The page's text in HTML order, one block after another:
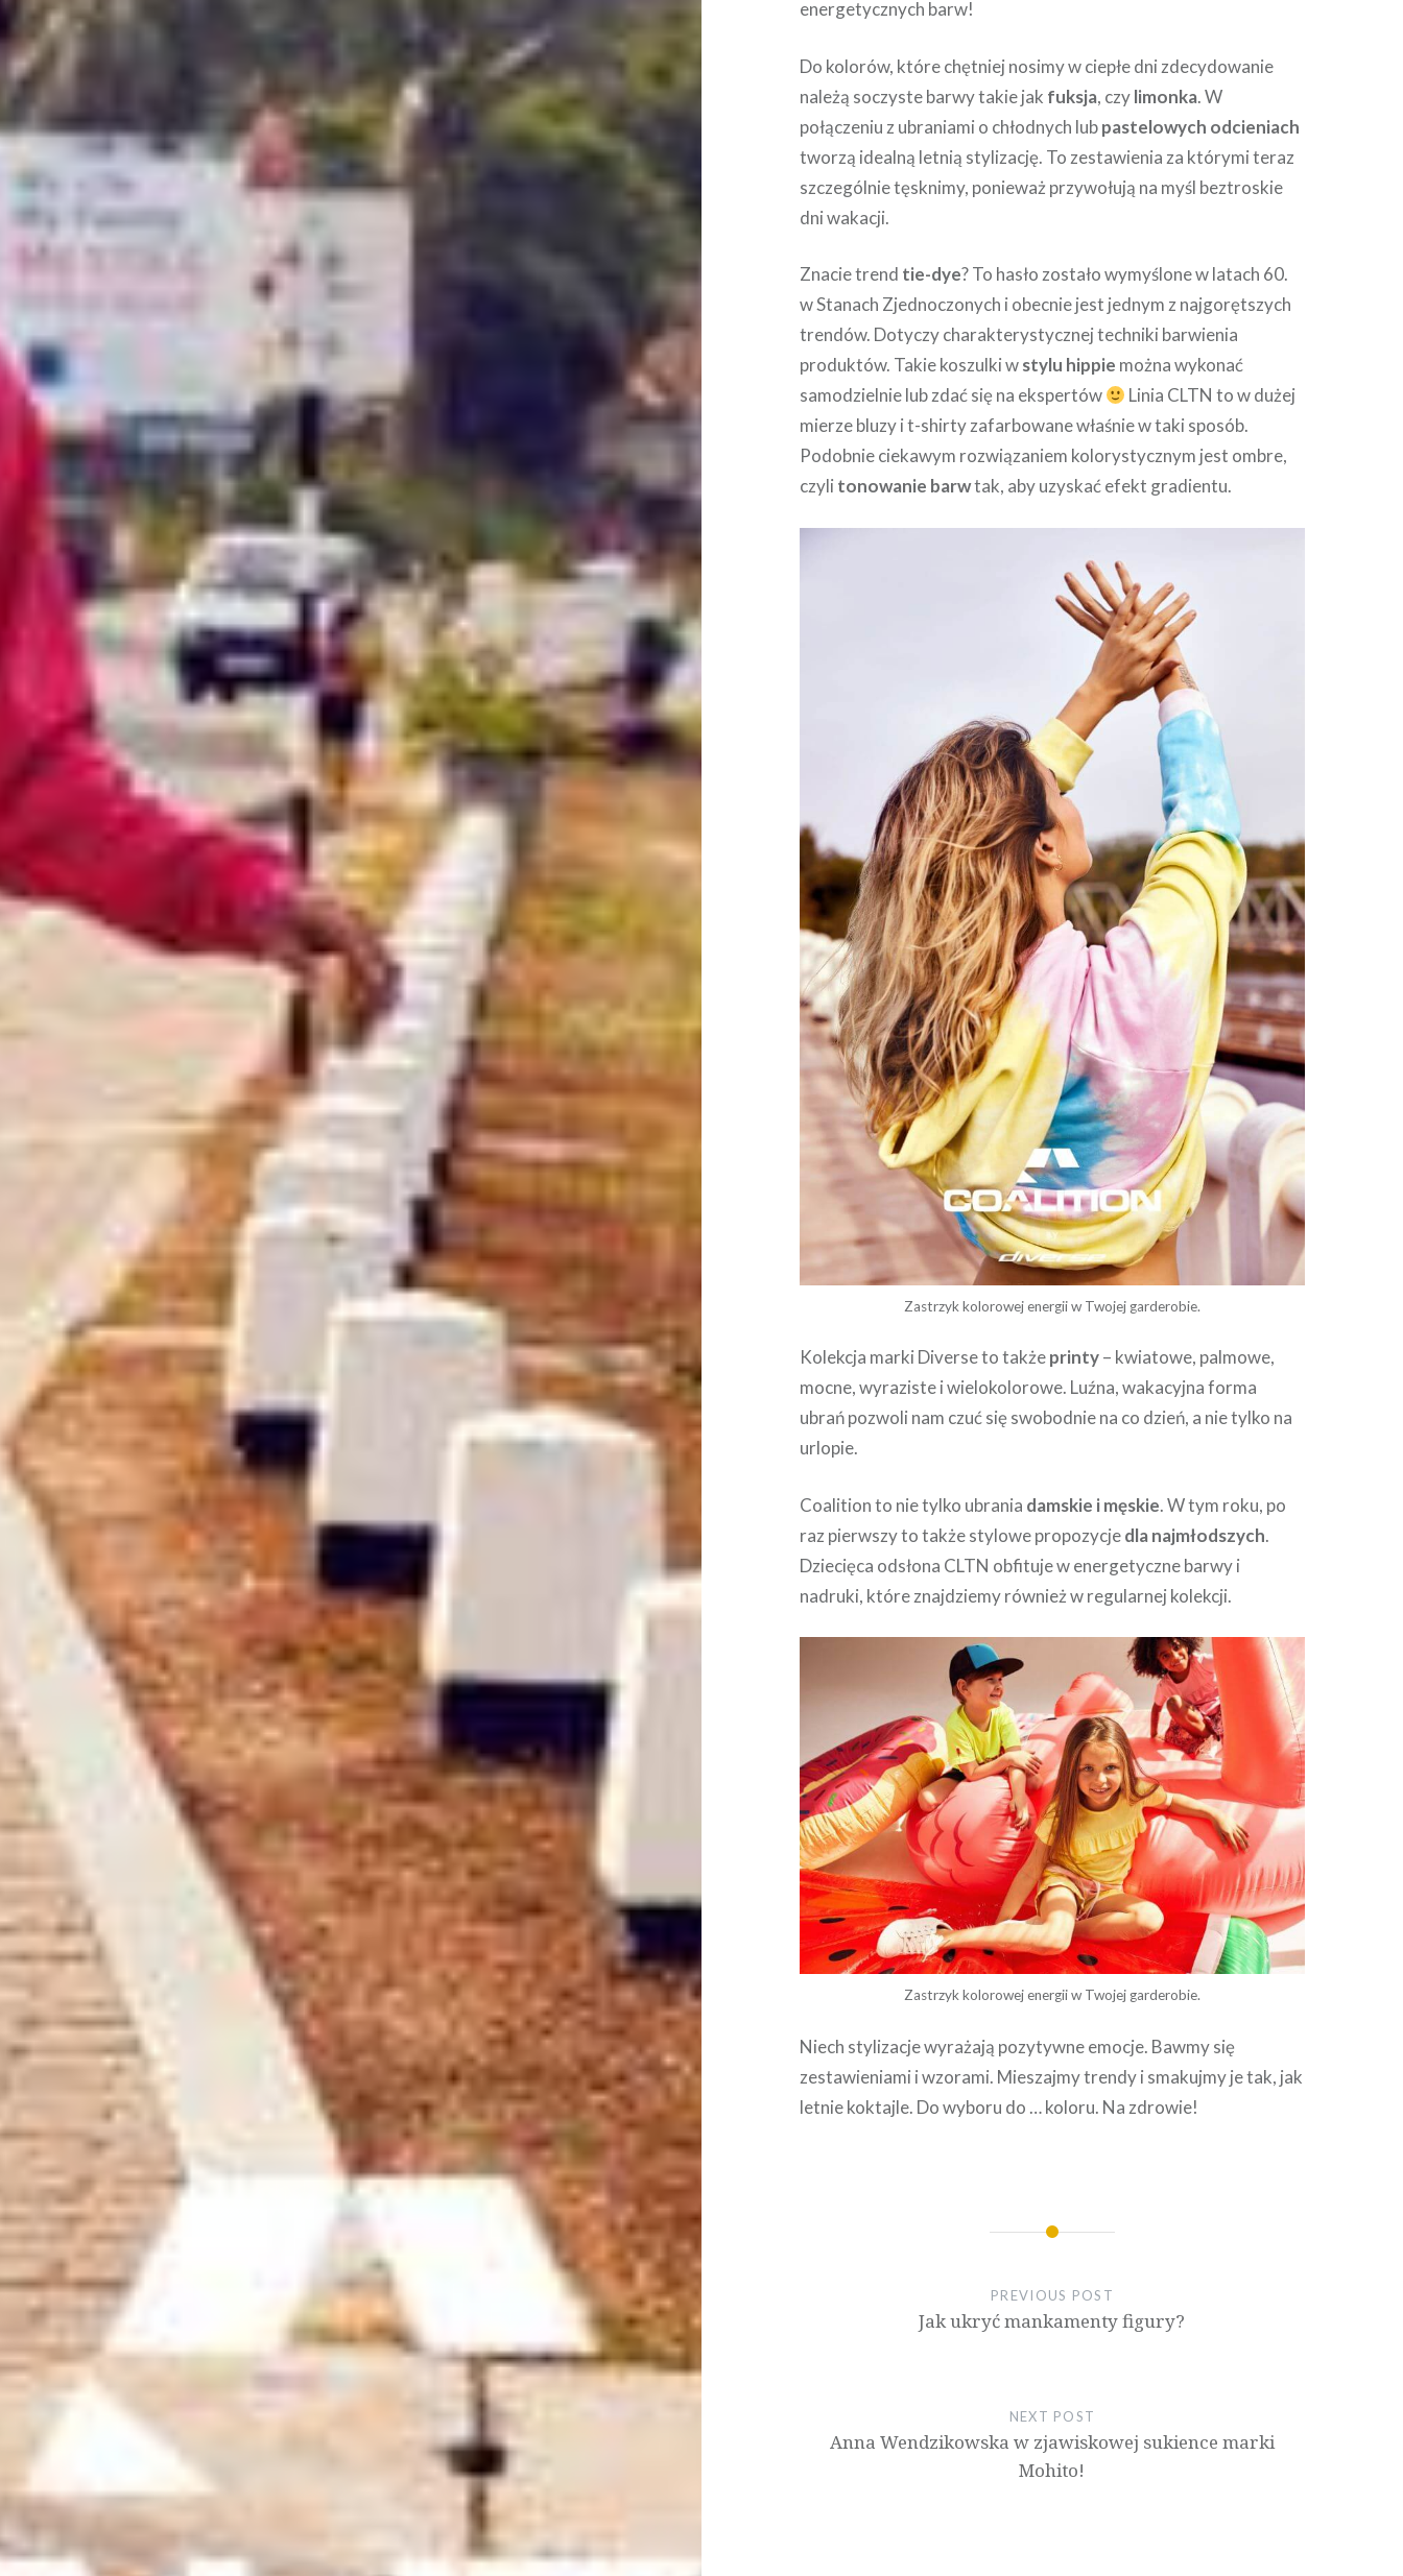
energetycznych barw!
Do kolorów, które chętniej nosimy w ciepłe dni zdecydowanie
należą soczyste barwy takie jak fuksja, czylimonka. W
połączeniu z ubraniami o chłodnych lubpastelowych odcieniach
tworzą idealną letnią stylizację. To zestawienia za którymi teraz
szczególnie tęsknimy, ponieważ przywołują na myśl beztroskie
dni wakacji.
Znacie trend tie-dye? To hasło zostało wymyślone w latach 60.
w Stanach Zjednoczonych i obecnie jest jednym z najgorętszych
trendów. Dotyczy charakterystycznej techniki barwienia
produktów. Takie koszulki wstylu hippie można wykonać
samodzielnie lub zdać się na ekspertów
Linia CLTN to w dużej
mierze bluzy i t-shirty zafarbowane właśnie w taki sposób.
Podobnie ciekawym rozwiązaniem kolorystycznym jest ombre,
czyli tonowanie barwtak, aby uzyskać efekt gradientu.
Zastrzyk kolorowej energii w Twojej garderobie.
Kolekcja marki Diverse to takżeprinty– kwiatowe, palmowe,
mocne, wyraziste i wielokolorowe. Luźna, wakacyjna forma
ubrań pozwoli nam czuć się swobodnie na co dzień, a nie tylko na
urlopie.
Coalition to nie tylko ubrania damskie i męskie. W tym roku, po
raz pierwszy to także stylowe propozycjedla najmłodszych.
Dziecięca odsłona CLTN obfituje w energetyczne barwy i
nadruki, które znajdziemy również w regularnej kolekcji.
Zastrzyk kolorowej energii w Twojej garderobie.
Niech stylizacje wyrażają pozytywne emocje. Bawmy się
zestawieniami i wzorami. Mieszajmy trendy i smakujmy je tak, jak
letnie koktajle. Do wyboru do … koloru. Na zdrowie!
Nawigacja
PREVIOUS POST
Jak ukryć mankamenty figury?
NEXT POST
Anna Wendzikowska w zjawiskowej sukience marki
Mohito!